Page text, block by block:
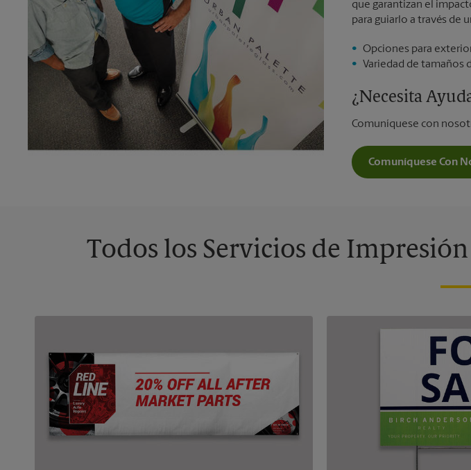
que garantizan el
para guiarlo a través de
Opciones para
Variedad de tamaños
¿Necesita
Comuníquese con
Comuníquese Con
Todos los Servicios de